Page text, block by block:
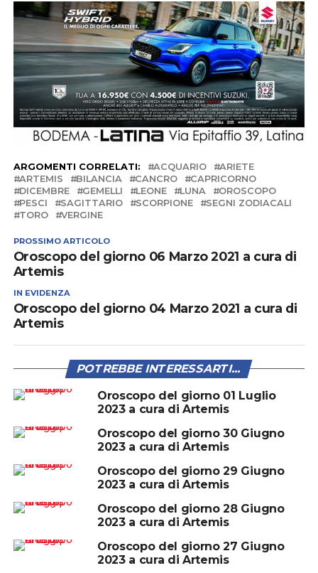
ARGOMENTI CORRELATI: ACQUARIO
ARIETE
ARTEMIS
BILANCIA CANCRO
CAPRICORNO
DICEMBRE
GEMELLI LEONE LUNA
OROSCOPO
PESCI
SAGITTARIO SCORPIONE
SEGNI ZODIACALI
TORO
VERGINE
PROSSIMO ARTICOLO
Oroscopo del giorno 06 Marzo 2021 a cura di
Artemis
IN EVIDENZA
Oroscopo del giorno 04 Marzo 2021 a cura di
Artemis
POTREBBE INTERESSARTI...
Oroscopo del giorno 01 Luglio
2023 a cura di Artemis
Oroscopo del giorno 30 Giugno
2023 a cura di Artemis
Oroscopo del giorno 29 Giugno
2023 a cura di Artemis
Oroscopo del giorno 28 Giugno
2023 a cura di Artemis
Oroscopo del giorno 27 Giugno
2023 a cura di Artemis